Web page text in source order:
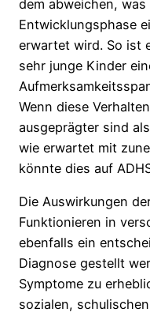
dem abweichen,
Entwicklungsphase
erwartet wird. So ist
sehr junge Kinder
Wenn diese
ausgeprägter sind
wie erwartet mit
könnte dies auf
Die Auswirkungen
Funktionieren in
ebenfalls ein
Diagnose gestellt
Symptome zu
sozialen,